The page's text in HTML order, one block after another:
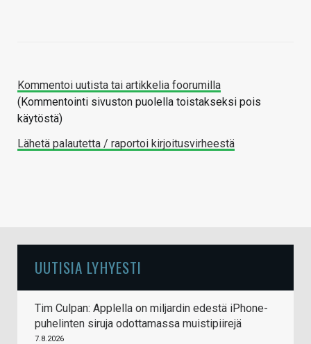
Kommentoi uutista tai artikkelia foorumilla
(Kommentointi sivuston puolella toistakseksi pois
käytöstä)
Lähetä palautetta / raportoi kirjoitusvirheestä
UUTISIA LYHYESTI
Tim Culpan: Applella on miljardin edestä iPhone-
puhelinten siruja odottamassa muistipiirejä
7.8.2026